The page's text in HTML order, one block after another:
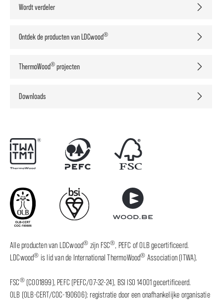
Wordt verdeler
Ontdek de producten van LDCwood®
ThermoWood® projecten
Downloads
Alle producten van LDCwood® zijn FSC®, PEFC of OLB gecertificeerd.
LDCwood® is lid van de International ThermoWood® Association (ITWA).
FSC®(C001899), PEFC (PEFC/07-32-24), BSI ISO 14001 gecertificeerd.
OLB (OLB-CERT/COC-190606): registratie door een onafhankelijke organisatie